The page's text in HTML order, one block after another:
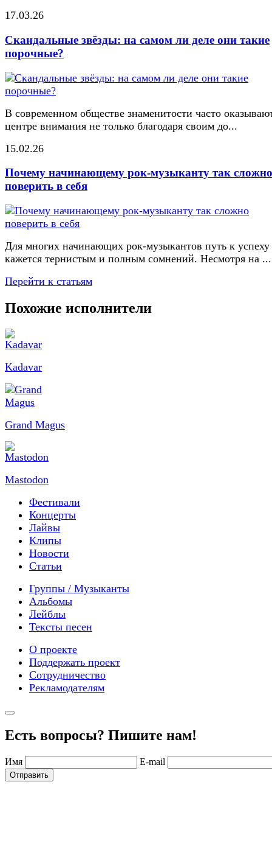
17.03.26
Скандальные звёзды: на самом ли деле они такие
порочные?
В современном обществе знаменитости часто
центре внимания не только благодаря своим до...
15.02.26
Почему начинающему рок-музыканту так сложно
поверить в себя
Для многих начинающих рок-музыкантов путь к успеху
кажется тернистым и полным сомнений. Несмотря на ...
Перейти к статьям
Похожие исполнители
Kadavar
Grand Magus
Mastodon
Фестивали
Концерты
Лайвы
Клипы
Новости
Статьи
Группы / Музыканты
Альбомы
Лейблы
Тексты песен
О проекте
Поддержать проект
Сотрудничество
Рекламодателям
Есть вопросы? Пишите нам!
Имя E-mail